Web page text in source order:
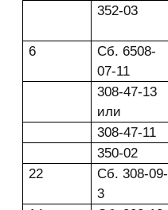
352-03
6
Сб. 6508-
07-11
308-47-13
или
308-47-11
350-02
22
Сб. 308-09-
3